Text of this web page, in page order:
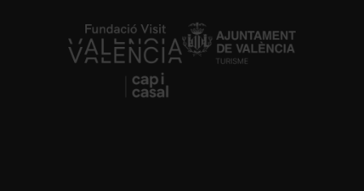
https://fundacion.visitvalencia.com/